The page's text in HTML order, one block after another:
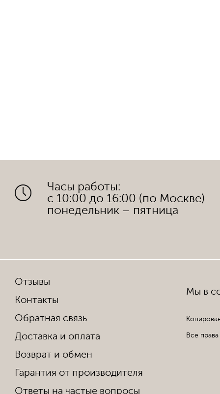
Часы работы:
с 10:00 до 16:00 (по Москве)
понедельник – пятница
Отзывы
Контакты
Обратная связь
Доставка и оплата
Возврат и обмен
Гарантия от производителя
Ответы на частые вопросы
Мы в
Все